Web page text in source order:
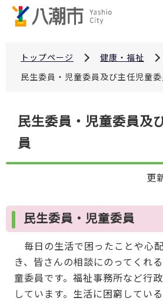
トップページ 健康・福祉
民生委員・児童委員及び主任児童委
民生委員・児童委員及
員
更
民生委員・児童委員
毎日の生活で困ったことや心
き、皆さんの相談にのってくれ
童委員です。福祉事務所など行
しています。生活に困窮してい